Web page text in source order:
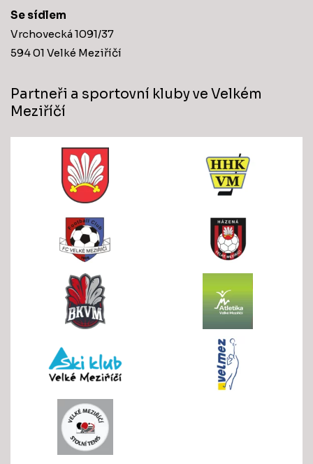
Se sídlem
Vrchovecká 1091/37
594 01 Velké Meziříčí
Partneři a sportovní kluby ve Velkém
Meziříčí